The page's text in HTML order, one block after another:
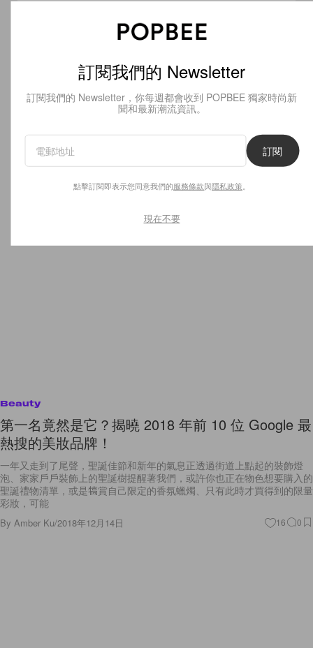
Celebrities
JENNIE 新 MV 男主角竟來自台
灣！神秘新面孔 Nah Kai 是
誰？
極簡控的
手袋，正
的安靜奢
Read Next
Beauty
第一名竟然是它？揭曉 2018 年前 10 位 Google 最
熱搜的美妝品牌！
一年又走到了尾聲，聖誕佳節和新年的氣息正透過街道上點起的裝飾燈
泡、家家戶戶裝飾上的聖誕樹提醒著我們，或許你也正在物色想要購入的
聖誕禮物清單，或是犒賞自己限定的香氛蠟燭、只有此時才買得到的限量
彩妝，可能
By Amber Ku/2018年12月14日 16 0
訂閱我們的 Newsletter
訂閱我們的 Newsletter，你每週都會收到 POPBEE 獨家時尚新
聞和最新潮流資訊。
訂閱
點擊訂閱即表示您同意我們的服務條款與隱私政策
現在不要